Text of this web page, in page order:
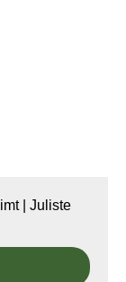
| Juliste